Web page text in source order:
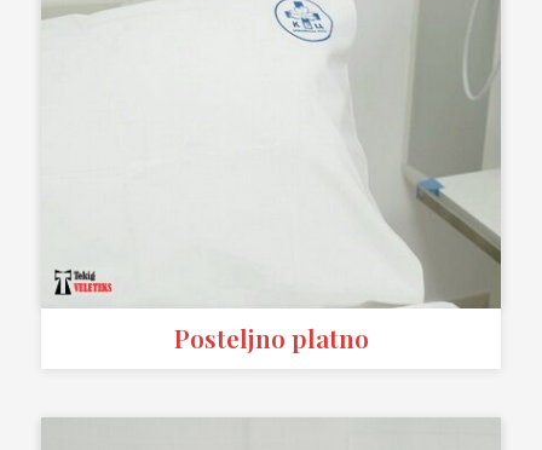
Posteljno platno